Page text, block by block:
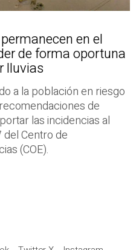
en el
de forma oportuna
lluvias
a la población en riesgo
de
las incidencias al
Centro de
(COE).